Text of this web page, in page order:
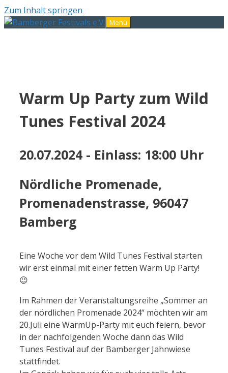
Zum Inhalt springen
Menü
Warm Up Party zum Wild
Tunes Festival 2024
20.07.2024 - Einlass: 18:00 Uhr
Nördliche Promenade,
Promenadenstrasse, 96047
Bamberg
Eine Woche vor dem Wild Tunes Festival starten
wir erst einmal mit einer fetten Warm Up Party!
😉
Im Rahmen der Veranstaltungsreihe „Sommer an
der nördlichen Promenade 2024“ möchten wir am
20.Juli eine WarmUp-Party mit euch feiern, bevor
in der nachfolgenden Woche dann das Wild
Tunes Festival auf der Bamberger Jahnwiese
stattfindet.